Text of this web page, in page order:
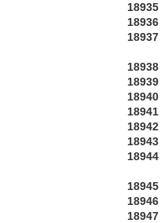
18935
18936
18937
18938
18939
18940
18941
18942
18943
18944
18945
18946
18947